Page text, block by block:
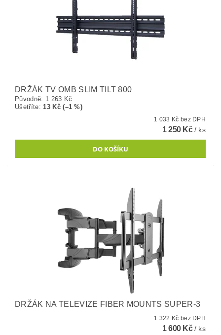
DRŽÁK TV OMB SLIM TILT 800
Původně: 1 263 Kč
Ušetříte:13 Kč (–1 %)
1 033 Kč bez DPH
1 250 Kč/ ks
DRŽÁK NA TELEVIZE FIBER MOUNTS SUPER-3
1 322 Kč bez DPH
1 600 Kč/ ks